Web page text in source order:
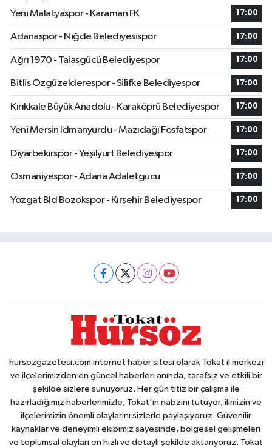
Yeni Malatyaspor - Karaman FK
17:00
Adanaspor - Niğde Belediyesispor 17:00
Ağrı 1970 - Talasgücü Belediyespor 17:00
Bitlis Özgüzelderespor - Silifke Belediyespor 17:00
Kırıkkale Büyük Anadolu - Karaköprü Belediyespor 17:00
Yeni Mersin Idmanyurdu - Mazıdağı Fosfatspor 17:00
Diyarbekirspor - Yeşilyurt Belediyespor 17:00
Osmaniyespor - Adana Adaletgucu 17:00
Yozgat Bld Bozokspor - Kırşehir Belediyespor 17:00
hursozgazetesi.com internet haber sitesi olarak Tokat il merkezi
ve ilçelerimizden en güncel haberleri anında, tarafsız ve etkili bir
şekilde sizlere sunuyoruz. Her gün titiz bir çalışma ile
hazırladığımız haberlerimizle, Tokat'ın nabzını tutuyor, ilimizin ve
ilçelerimizin önemli olaylarını sizlerle paylaşıyoruz. Güvenilir
kaynaklar ve deneyimli ekibimiz sayesinde, bölgesel gelişmeleri
ve toplumsal olayları en hızlı ve detaylı şekilde aktarıyoruz. Tokat